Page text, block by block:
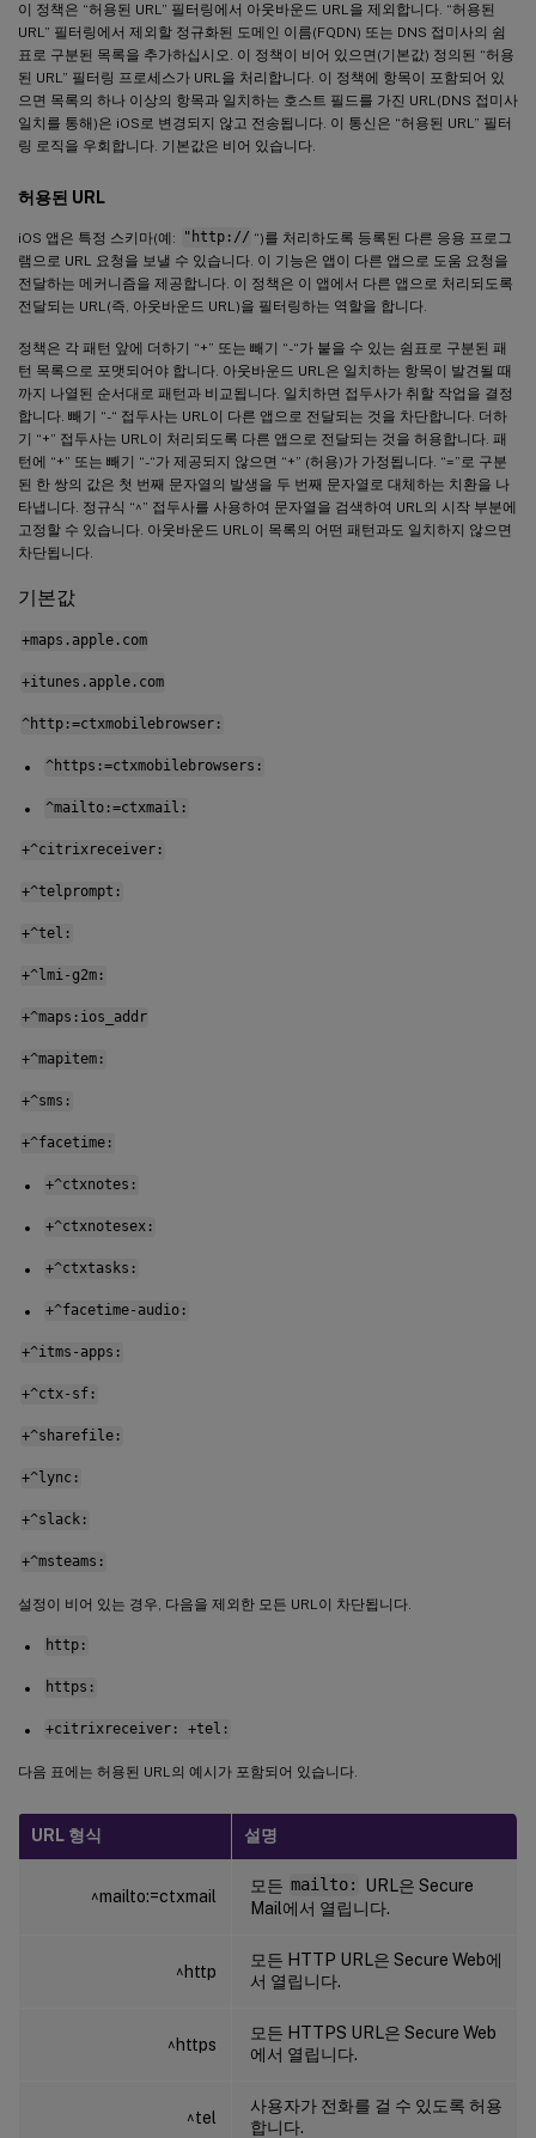
이 정책은 “허용된 URL” 필터링에서 아웃바운드 URL을 제외합니다. “허용된
URL” 필터링에서 제외할 정규화된 도메인 이름(FQDN) 또는 DNS 접미사의 쉼
표로 구분된 목록을 추가하십시오. 이 정책이 비어 있으면(기본값) 정의된 “허용
된 URL” 필터링 프로세스가 URL을 처리합니다. 이 정책에 항목이 포함되어 있
으면 목록의 하나 이상의 항목과 일치하는 호스트 필드를 가진 URL(DNS 접미사
일치를 통해)은 iOS로 변경되지 않고 전송됩니다. 이 통신은 “허용된 URL” 필터
링 로직을 우회합니다. 기본값은 비어 있습니다.
허용된 URL
iOS 앱은 특정 스키마(예: "http:// “)를 처리하도록 등록된 다른 응용 프로그
램으로 URL 요청을 보낼 수 있습니다. 이 기능은 앱이 다른 앱으로 도움 요청을
전달하는 메커니즘을 제공합니다. 이 정책은 이 앱에서 다른 앱으로 처리되도록
전달되는 URL(즉, 아웃바운드 URL)을 필터링하는 역할을 합니다.
정책은 각 패턴 앞에 더하기 “+” 또는 빼기 “-“가 붙을 수 있는 쉼표로 구분된 패
턴 목록으로 포맷되어야 합니다. 아웃바운드 URL은 일치하는 항목이 발견될 때
까지 나열된 순서대로 패턴과 비교됩니다. 일치하면 접두사가 취할 작업을 결정
합니다. 빼기 “-“ 접두사는 URL이 다른 앱으로 전달되는 것을 차단합니다. 더하
기 “+” 접두사는 URL이 처리되도록 다른 앱으로 전달되는 것을 허용합니다. 패
턴에 “+” 또는 빼기 “-“가 제공되지 않으면 “+” (허용)가 가정됩니다. “=”로 구분
된 한 쌍의 값은 첫 번째 문자열의 발생을 두 번째 문자열로 대체하는 치환을 나
타냅니다. 정규식 “^” 접두사를 사용하여 문자열을 검색하여 URL의 시작 부분에
고정할 수 있습니다. 아웃바운드 URL이 목록의 어떤 패턴과도 일치하지 않으면
차단됩니다.
기본값
+maps.apple.com
+itunes.apple.com
^http:=ctxmobilebrowser:
^https:=ctxmobilebrowsers:
^mailto:=ctxmail:
+^citrixreceiver:
+^telprompt:
+^tel:
+^lmi-g2m:
+^maps:ios_addr
+^mapitem:
+^sms:
+^facetime:
+^ctxnotes:
+^ctxnotesex:
+^ctxtasks:
+^facetime-audio:
+^itms-apps:
+^ctx-sf:
+^sharefile:
+^lync:
+^slack:
+^msteams:
설정이 비어 있는 경우, 다음을 제외한 모든 URL이 차단됩니다.
http:
https:
+citrixreceiver: +tel:
다음 표에는 허용된 URL의 예시가 포함되어 있습니다.
URL 형식 설명
^mailto:=ctxmail
모든 mailto:
URL은 Secure
Mail에서 열립니다.
^http
모든 HTTP URL은 Secure Web에
서 열립니다.
^https
모든 HTTPS URL은 Secure Web
에서 열립니다.
^tel
사용자가 전화를 걸 수 있도록 허용
합니다.